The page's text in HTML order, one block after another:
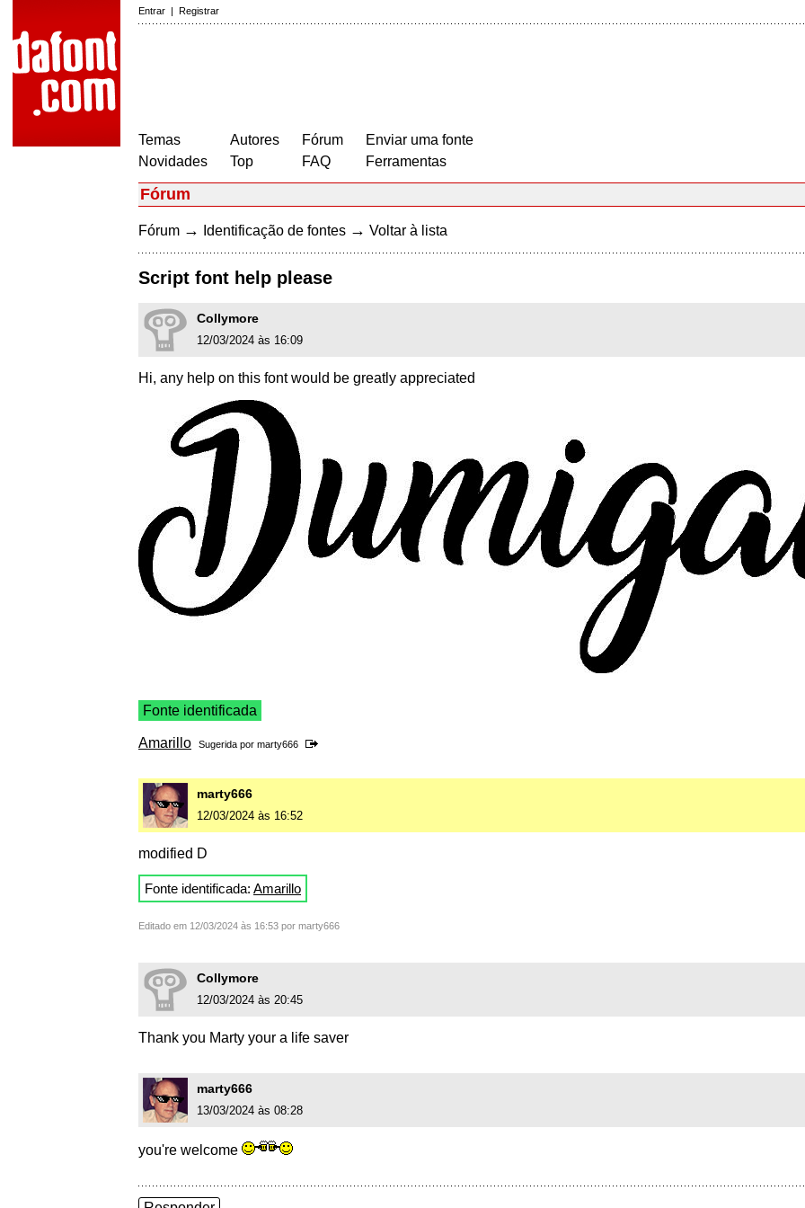
Entrar | Registrar
Temas
Novidades
Autores
Top
Fórum
FAQ
Enviar uma fonte
Ferramentas
Fórum
Fórum → Identificação de fontes → Voltar à lista
Script font help please
Collymore
12/03/2024 às 16:09
Hi, any help on this font would be greatly appreciated
Fonte identificada
Amarillo Sugerida por marty666
marty666
12/03/2024 às 16:52
modified D
Fonte identificada: Amarillo
Editado em 12/03/2024 às 16:53 por marty666
Collymore
12/03/2024 às 20:45
Thank you Marty your a life saver
marty666
13/03/2024 às 08:28
you're welcome